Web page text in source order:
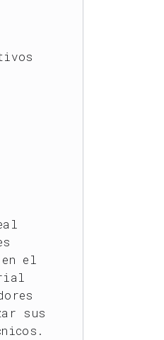
el
sus